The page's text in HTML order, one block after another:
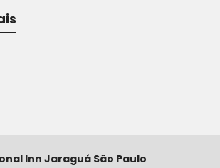
Inn Jaraguá São Paulo